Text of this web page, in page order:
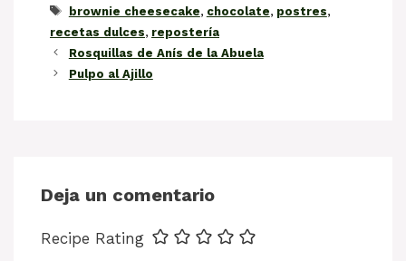
Etiquetas
brownie cheesecake, chocolate, postres,
recetas dulces, repostería
Rosquillas de Anís de la Abuela
Pulpo al Ajillo
Deja un comentario
Recipe Rating